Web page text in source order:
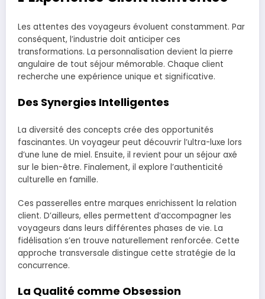
Les attentes des voyageurs évoluent constamment. Par
conséquent, l’industrie doit anticiper ces
transformations. La personnalisation devient la pierre
angulaire de tout séjour mémorable. Chaque client
recherche une expérience unique et significative.
Des Synergies Intelligentes
La diversité des concepts crée des opportunités
fascinantes. Un voyageur peut découvrir l’ultra-luxe lors
d’une lune de miel. Ensuite, il revient pour un séjour axé
sur le bien-être. Finalement, il explore l’authenticité
culturelle en famille.
Ces passerelles entre marques enrichissent la relation
client. D’ailleurs, elles permettent d’accompagner les
voyageurs dans leurs différentes phases de vie. La
fidélisation s’en trouve naturellement renforcée. Cette
approche transversale distingue cette stratégie de la
concurrence.
La Qualité comme Obsession